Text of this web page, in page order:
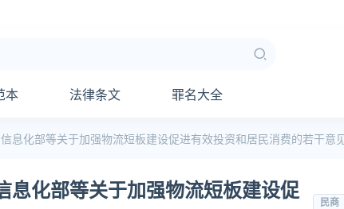
本 法律条文 罪名大全
息化部等关于加强物流短板建设促进有效投资和居民消费的若干意
息化部等关于加强物流短板建设促
民商